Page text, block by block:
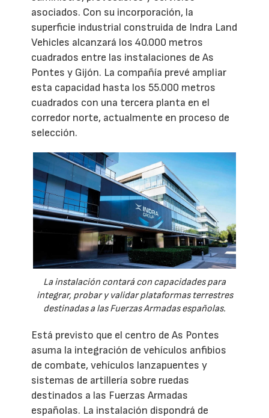
asociados. Con su incorporación, la
superficie industrial construida de Indra Land
Vehicles alcanzará los 40.000 metros
cuadrados entre las instalaciones de As
Pontes y Gijón. La compañía prevé ampliar
esta capacidad hasta los 55.000 metros
cuadrados con una tercera planta en el
corredor norte, actualmente en proceso de
selección.
La instalación contará con capacidades para
integrar, probar y validar plataformas terrestres
destinadas a las Fuerzas Armadas españolas.
Está previsto que el centro de As Pontes
asuma la integración de vehículos anfibios
de combate, vehículos lanzapuentes y
sistemas de artillería sobre ruedas
destinados a las Fuerzas Armadas
españolas. La instalación dispondrá de